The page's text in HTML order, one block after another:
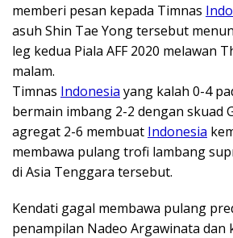
memberi pesan kepada Timnas
asuh Shin Tae Yong tersebut
leg kedua Piala AFF 2020 melawan
malam.
Timnas Indonesia yang kalah 0-4
bermain imbang 2-2 dengan skuad
agregat 2-6 membuat Indonesia
membawa pulang trofi lambang
di Asia Tenggara tersebut.
Kendati gagal membawa pulang
penampilan Nadeo Argawinata dan